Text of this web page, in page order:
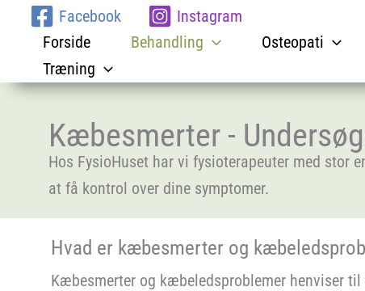
indholdet
Facebook Instagram
Forside Behandling
Osteopati
Træning
Kæbesmerter -
Hos FysioHuset har vi fysioterapeuter med
at få kontrol over dine symptomer.
Hvad er kæbesmerter og
Kæbesmerter og kæbeledsproblemer henviser